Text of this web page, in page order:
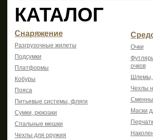
КАТАЛОГ
Снаряжение
Разгрузочные жилеты
Подсумки
Платформы
Кобуры
Пояса
Питьевые системы, фляги
Сумки, рюкзаки
Спальные мешки
Чехлы для оружия
Очки
очков
Шлемы,
Чехлы
Маски